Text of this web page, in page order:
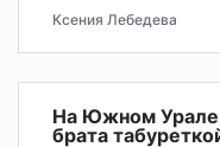
Ксения Лебедева
На Южном Урале
брата